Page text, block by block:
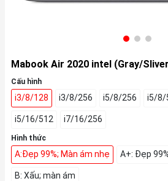
Mabook Air 2020 intel (Gray/
Cấu hình
i3/8/128 i3/8/256 i5/8/256 i5/8/
i5/16/512 i7/16/256
Hình thức
A:Đẹp 99%; Màn ám nhẹ A+: Đẹp
B: Xấu; màn ám